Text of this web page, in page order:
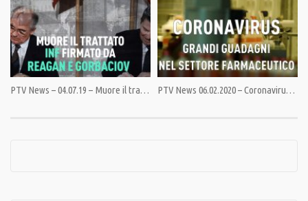
PTV News – 04.07.19 – Muore il trattato INF firmato da Reagan e Gorbaciov PTV News 06.02.2020 – Coronavirus: grandi guadagni nel settore farmaceutico